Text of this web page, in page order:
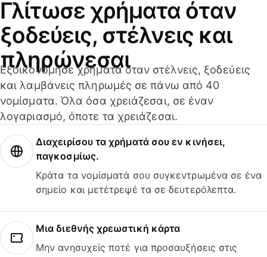
Γλίτωσε χρήματα όταν
ξοδεύεις, στέλνεις και
πληρώνεσαι
Εξοικονόμησε χρήματα όταν στέλνεις, ξοδεύεις
και λαμβάνεις πληρωμές σε πάνω από 40
νομίσματα. Όλα όσα χρειάζεσαι, σε έναν
λογαριασμό, όποτε τα χρειάζεσαι.
Διαχειρίσου τα χρήματά σου εν κινήσει,
παγκοσμίως.
Κράτα τα νομίσματά σου συγκεντρωμένα σε ένα
σημείο και μετέτρεψέ τα σε δευτερόλεπτα.
Μια διεθνής χρεωστική κάρτα
Μην ανησυχείς ποτέ για προσαυξήσεις στις